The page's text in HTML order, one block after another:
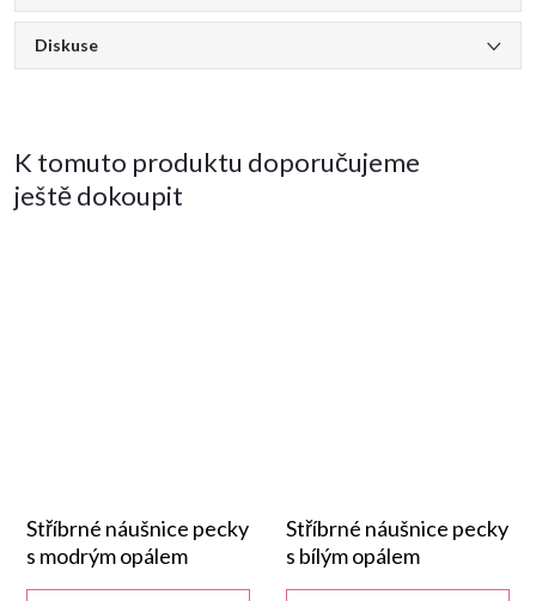
Diskuse
K tomuto produktu doporučujeme
ještě dokoupit
Stříbrné náušnice pecky
s modrým opálem
Stříbrné náušnice pecky
s bílým opálem